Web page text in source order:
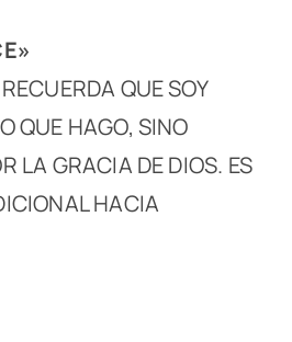
QUE SOY
QUE HAGO, SINO
LA GRACIA DE DIOS. ES
HACIA